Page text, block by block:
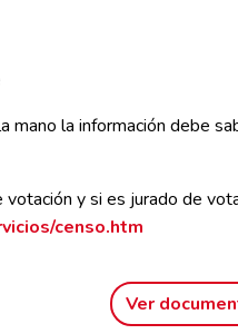
mano la información debe
y si es jurado de
censo.htm
Ver